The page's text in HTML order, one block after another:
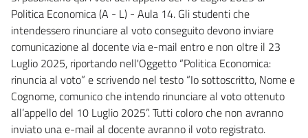
Politica Economica (A - L) - Aula 14. Gli studenti che
intendessero rinunciare al voto conseguito devono inviare
comunicazione al docente via e-mail entro e non oltre il 23
Luglio 2025, riportando nell'Oggetto “Politica Economica:
rinuncia al voto” e scrivendo nel testo “Io sottoscritto, Nome e
Cognome, comunico che intendo rinunciare al voto ottenuto
all’appello del 10 Luglio 2025”. Tutti coloro che non avranno
inviato una e-mail al docente avranno il voto registrato.